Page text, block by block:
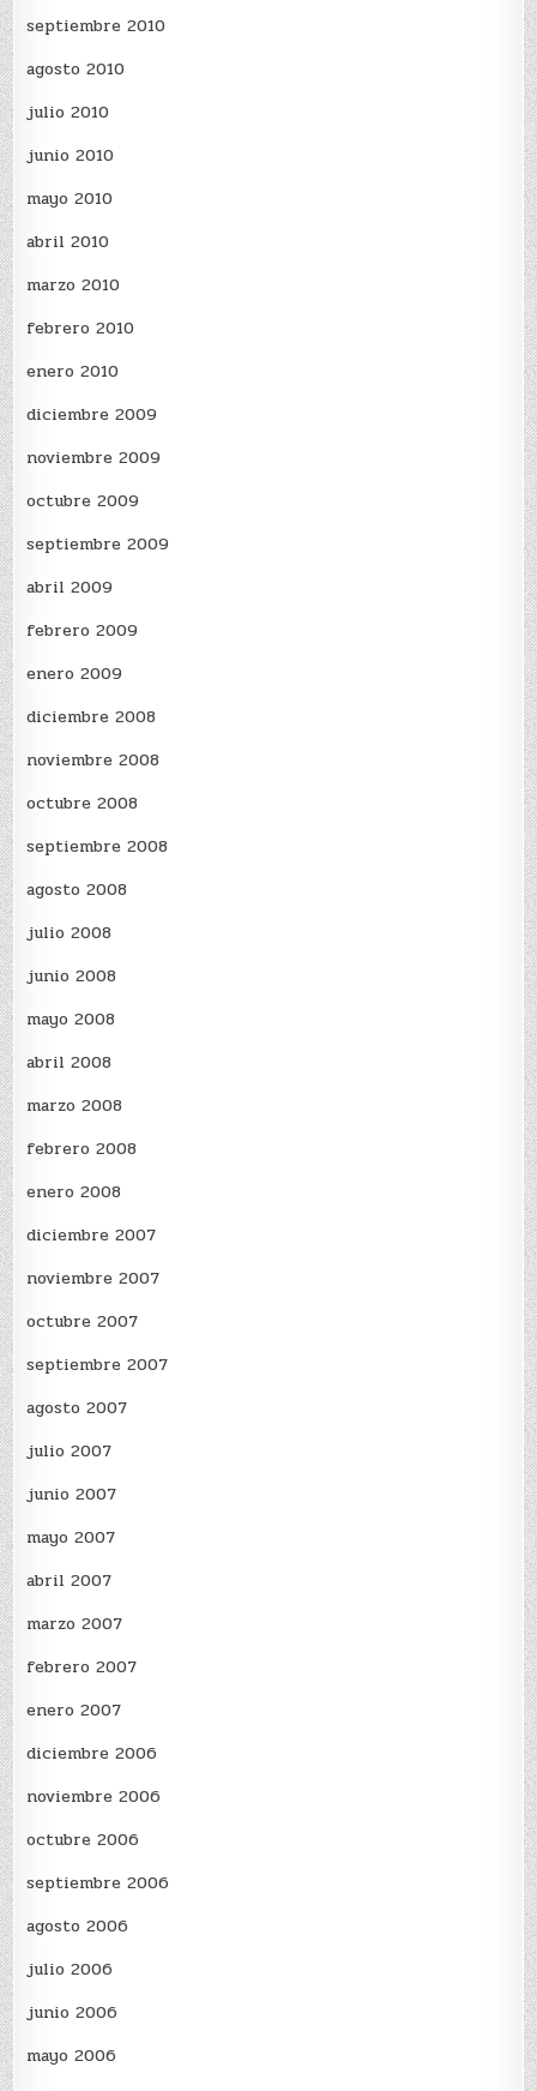
septiembre 2010
agosto 2010
julio 2010
junio 2010
mayo 2010
abril 2010
marzo 2010
febrero 2010
enero 2010
diciembre 2009
noviembre 2009
octubre 2009
septiembre 2009
abril 2009
febrero 2009
enero 2009
diciembre 2008
noviembre 2008
octubre 2008
septiembre 2008
agosto 2008
julio 2008
junio 2008
mayo 2008
abril 2008
marzo 2008
febrero 2008
enero 2008
diciembre 2007
noviembre 2007
octubre 2007
septiembre 2007
agosto 2007
julio 2007
junio 2007
mayo 2007
abril 2007
marzo 2007
febrero 2007
enero 2007
diciembre 2006
noviembre 2006
octubre 2006
septiembre 2006
agosto 2006
julio 2006
junio 2006
mayo 2006